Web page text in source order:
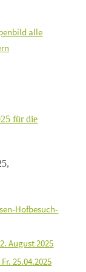
alle
für die
Hofbesuch-
August 2025
25.04.2025